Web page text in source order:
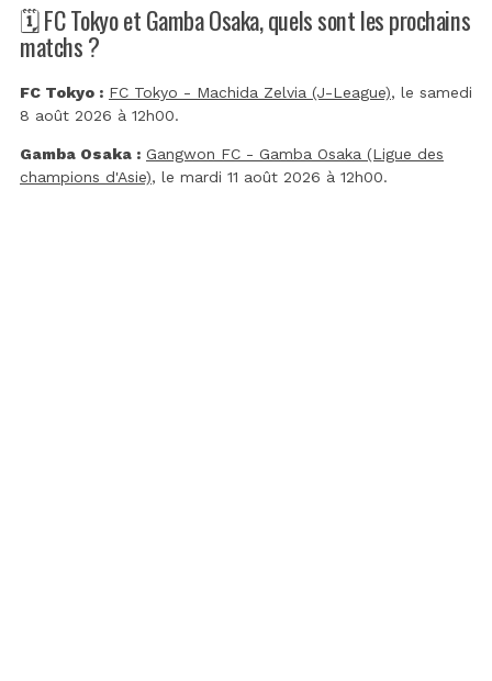
🗓️ FC Tokyo et Gamba Osaka, quels sont les prochains
matchs ?
FC Tokyo : FC Tokyo - Machida Zelvia (J-League), le samedi
8 août 2026 à 12h00.
Gamba Osaka : Gangwon FC - Gamba Osaka (Ligue des
champions d'Asie), le mardi 11 août 2026 à 12h00.